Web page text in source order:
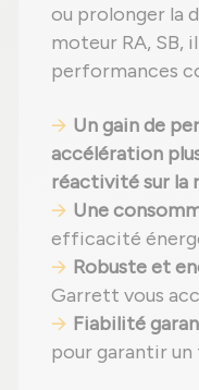
ou prolonger la
moteur RA, SB,
performances
Un gain de
accélération
réactivité sur la
Une
efficacité
Robuste et
Garrett vous
Fiabilité
pour garantir